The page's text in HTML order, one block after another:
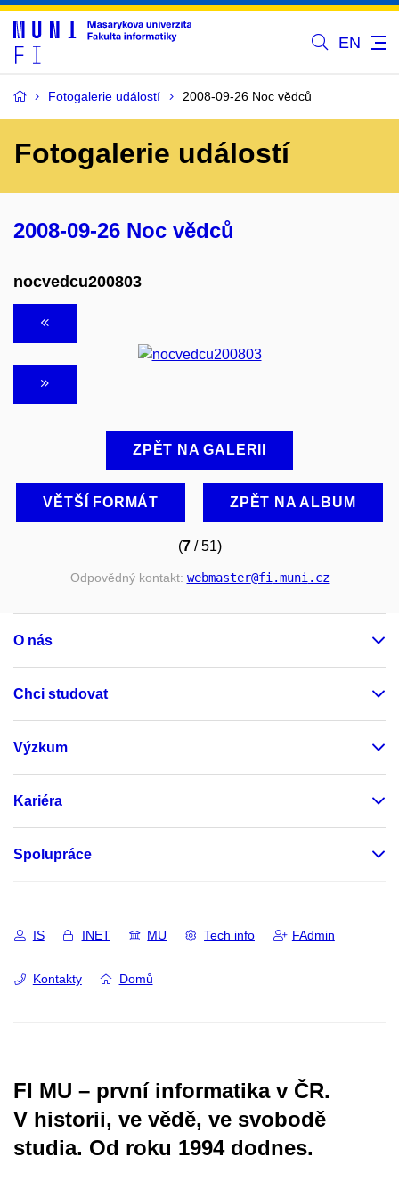
EN
Fotogalerie událostí 2008-09-26 Noc vědců
Fotogalerie událostí
2008-09-26 Noc vědců
nocvedcu200803
ZPĚT NA GALERII
VĚTŠÍ FORMÁT ZPĚT NA ALBUM
(7/ 51)
Odpovědný kontakt: webmaster@fi.muni.cz
O nás
Chci studovat
Výzkum
Kariéra
Spolupráce
IS INET MU Tech info FAdmin
Kontakty Domů
FI MU – první informatika v ČR.
V historii, ve vědě, ve svobodě
studia. Od roku 1994 dodnes.